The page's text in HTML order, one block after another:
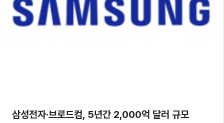
삼성전자·브로드컴, 5년간 2,000억 달러 규모